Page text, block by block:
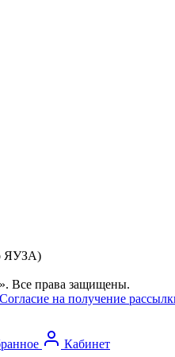
ЯУЗА)
Все права защищены.
Согласие на получение
Кабинет